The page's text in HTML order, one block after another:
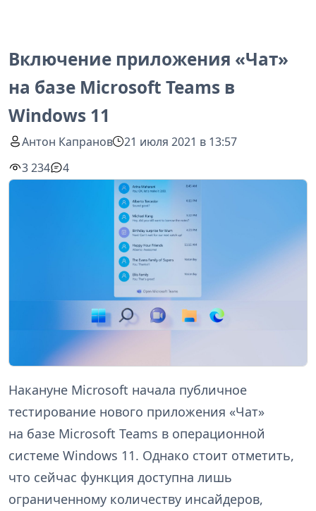
Включение приложения «Чат»
на базе Microsoft Teams в
Windows 11
Антон Капранов
21 июля 2021 в 13:57
3 234
4
Накануне Microsoft начала публичное
тестирование нового приложения «Чат»
на базе Microsoft Teams в операционной
системе Windows 11. Однако стоит отметить,
что сейчас функция доступна лишь
ограниченному количеству инсайдеров,